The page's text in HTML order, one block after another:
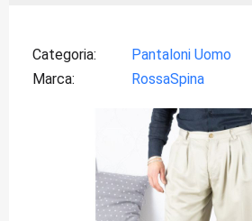
Categoria
Pantaloni Uomo
Marca
RossaSpina